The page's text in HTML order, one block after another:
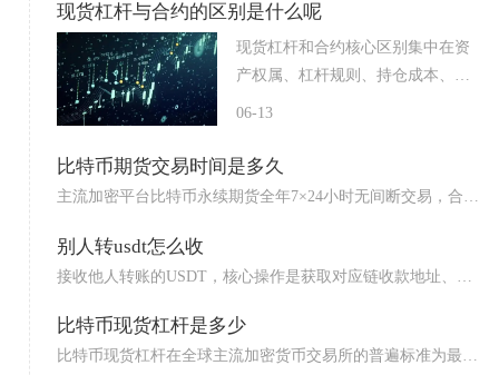
现货杠杆与合约的区别是什么呢
现货杠杆和合约核心区别集中在资
产权属、杠杆规则、持仓成本、
06-13
比特币期货交易时间是多久
主流加密平台比特币永续期货全年7×24小时无间断交易，合规
别人转usdt怎么收
接收他人转账的USDT，核心操作是获取对应链收款地址、明
比特币现货杠杆是多少
比特币现货杠杆在全球主流加密货币交易所的普遍标准为最高